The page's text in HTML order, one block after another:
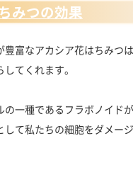
みつの効果
豊富なアカシア花はちみつ
てくれます。
一種であるフラボノイド
して私たちの細胞をダメー